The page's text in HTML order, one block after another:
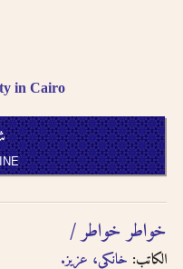
in Cairo
خواطر خواطر /‪‪
الكاتب: خانكى، عزيز.‪‪